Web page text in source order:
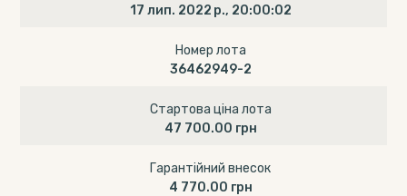
17 лип. 2022 р., 20:00:02
Номер лота
36462949-2
Стартова ціна лота
47 700.00 грн
Гарантійний внесок
4 770.00 грн